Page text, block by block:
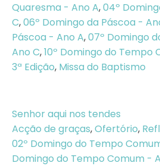
Quaresma - Ano A,04º
C,06º Domingo da Páscoa -
Páscoa - Ano A,07º Domingo
Ano C,10º Domingo do Tempo
3ª Edição, Missa do Baptismo
Senhor aqui nos tendes
Acção de graças,Ofertório,
02º Domingo do Tempo
Domingo do Tempo Comum -